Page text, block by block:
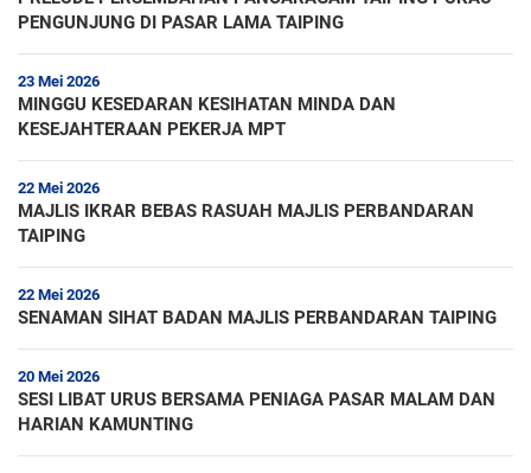
PENGUNJUNG DI PASAR LAMA TAIPING
23 Mei 2026
MINGGU KESEDARAN KESIHATAN MINDA DAN
KESEJAHTERAAN PEKERJA MPT
22 Mei 2026
MAJLIS IKRAR BEBAS RASUAH MAJLIS PERBANDARAN
TAIPING
22 Mei 2026
SENAMAN SIHAT BADAN MAJLIS PERBANDARAN TAIPING
20 Mei 2026
SESI LIBAT URUS BERSAMA PENIAGA PASAR MALAM DAN
HARIAN KAMUNTING